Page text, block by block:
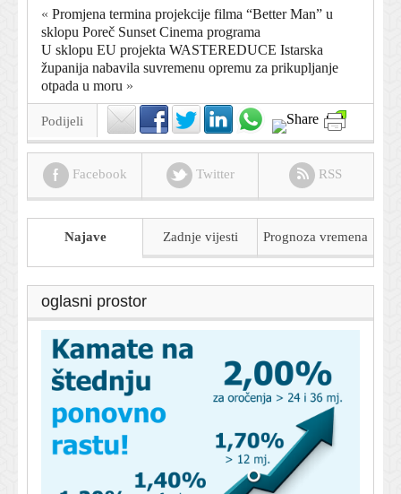
« Promjena termina projekcije filma “Better Man” u
sklopu Poreč Sunset Cinema programa
U sklopu EU projekta WASTEREDUCE Istarska
županija nabavila suvremenu opremu za prikupljanje
otpada u moru »
Podijeli
Facebook Twitter RSS
Najave Zadnje vijesti Prognoza vremena
oglasni prostor